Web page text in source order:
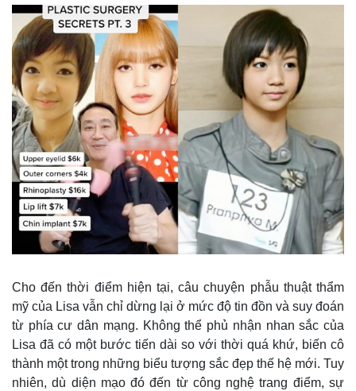
Tỷ giá
Chứng khoán
Giá cà phê
Cho đến thời điểm hiện tại, câu chuyện phẫu thuật thẩm
mỹ của Lisa vẫn chỉ dừng lại ở mức độ tin đồn và suy đoán
từ phía cư dân mạng. Không thể phủ nhận nhan sắc của
Lisa đã có một bước tiến dài so với thời quá khứ, biến cô
thành một trong những biểu tượng sắc đẹp thế hệ mới. Tuy
nhiên, dù diện mạo đó đến từ công nghệ trang điểm, sự